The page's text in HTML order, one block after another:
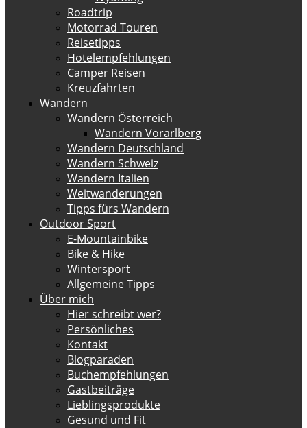
Roadtrip
Motorrad Touren
Reisetipps
Hotelempfehlungen
Camper Reisen
Kreuzfahrten
Wandern
Wandern Österreich
Wandern Vorarlberg
Wandern Deutschland
Wandern Schweiz
Wandern Italien
Weitwanderungen
Tipps fürs Wandern
Outdoor Sport
E-Mountainbike
Bike & Hike
Wintersport
Allgemeine Tipps
Über mich
Hier schreibt wer?
Persönliches
Kontakt
Blogparaden
Buchempfehlungen
Gastbeiträge
Lieblingsprodukte
Gesund und Fit